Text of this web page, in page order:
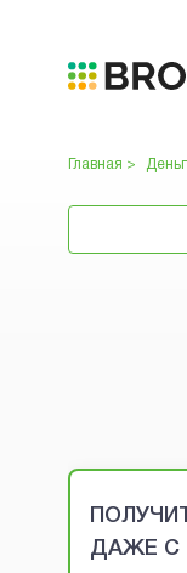
Главная >
Brobaza
ДАЖЕ С